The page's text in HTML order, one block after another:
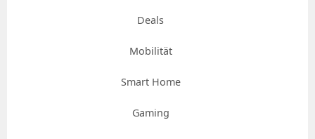
Deals
Mobilität
Smart Home
Gaming